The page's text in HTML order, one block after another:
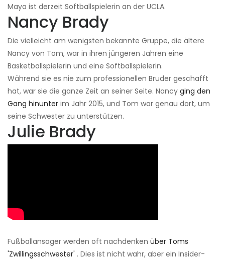
Maya ist derzeit Softballspielerin an der UCLA.
Nancy Brady
Die vielleicht am wenigsten bekannte Gruppe, die ältere
Nancy von Tom, war in ihren jüngeren Jahren eine
Basketballspielerin und eine Softballspielerin.
Während sie es nie zum professionellen Bruder geschafft
hat, war sie die ganze Zeit an seiner Seite. Nancy ging den
Gang hinunter im Jahr 2015, und Tom war genau dort, um
seine Schwester zu unterstützen.
Julie Brady
Fußballansager werden oft nachdenken über Toms
'Zwillingsschwester' . Dies ist nicht wahr, aber ein Insider-